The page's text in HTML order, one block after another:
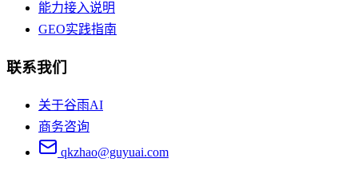
能力接入说明
GEO实践指南
联系我们
关于谷雨AI
商务咨询
qkzhao@guyuai.com